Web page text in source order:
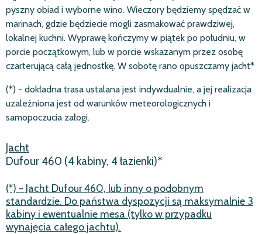
pyszny obiad i wyborne wino. Wieczory będziemy spędzać w
marinach, gdzie będziecie mogli zasmakować prawdziwej,
lokalnej kuchni. Wyprawę kończymy w piątek po południu, w
porcie początkowym, lub w porcie wskazanym przez osobę
czarterującą całą jednostkę. W sobotę rano opuszczamy jacht*
(*) - dokładna trasa ustalana jest indywdualnie, a jej realizacja
uzależniona jest od warunków meteorologicznych i
samopoczucia załogi.
Jacht
Dufour 460 (4 kabiny, 4 łazienki)*
(*) - Jacht Dufour 460, lub inny o podobnym
standardzie. Do państwa dyspozycji są maksymalnie 3
kabiny i ewentualnie mesa (tylko w przypadku
wynajęcia całego jachtu).